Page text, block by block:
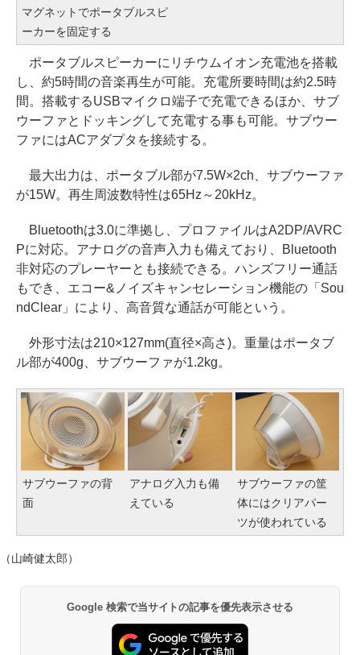
マグネットでポータブルスピ
ーカーを固定する
ポータブルスピーカーにリチウムイオン充電池を搭載
し、約5時間の音楽再生が可能。充電所要時間は約2.5時
間。搭載するUSBマイクロ端子で充電できるほか、サブ
ウーファとドッキングして充電する事も可能。サブウー
ファにはACアダプタを接続する。
最大出力は、ポータブル部が7.5W×2ch、サブウーファ
が15W。再生周波数特性は65Hz～20kHz。
Bluetoothは3.0に準拠し、プロファイルはA2DP/AVRC
Pに対応。アナログの音声入力も備えており、Bluetooth
非対応のプレーヤーとも接続できる。ハンズフリー通話
もでき、エコー&ノイズキャンセレーション機能の「Sou
ndClear」により、高音質な通話が可能という。
外形寸法は210×127mm(直径×高さ)。重量はポータブ
ル部が400g、サブウーファが1.2kg。
サブウーファの背
面
アナログ入力も備
えている
サブウーファの筐
体にはクリアパー
ツが使われている
（山崎健太郎）
Google 検索で当サイトの記事を優先表示させる